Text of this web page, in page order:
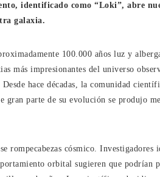
identificado como “Loki”, abre
galaxia.
100.000 años luz y
más impresionantes del universo
hace décadas, la comunidad
gran parte de su evolución se produjo
rompecabezas cósmico. Investigadores
orbital sugieren que podrían